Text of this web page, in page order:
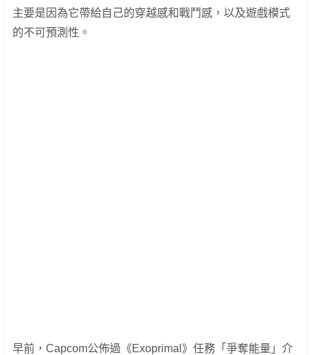
主要是因為它帶給自己的穿越感和戰鬥感，以及遊戲模式
的不可預測性。
早前，Capcom公佈過《Exoprimal》任務「爭奪能量」介